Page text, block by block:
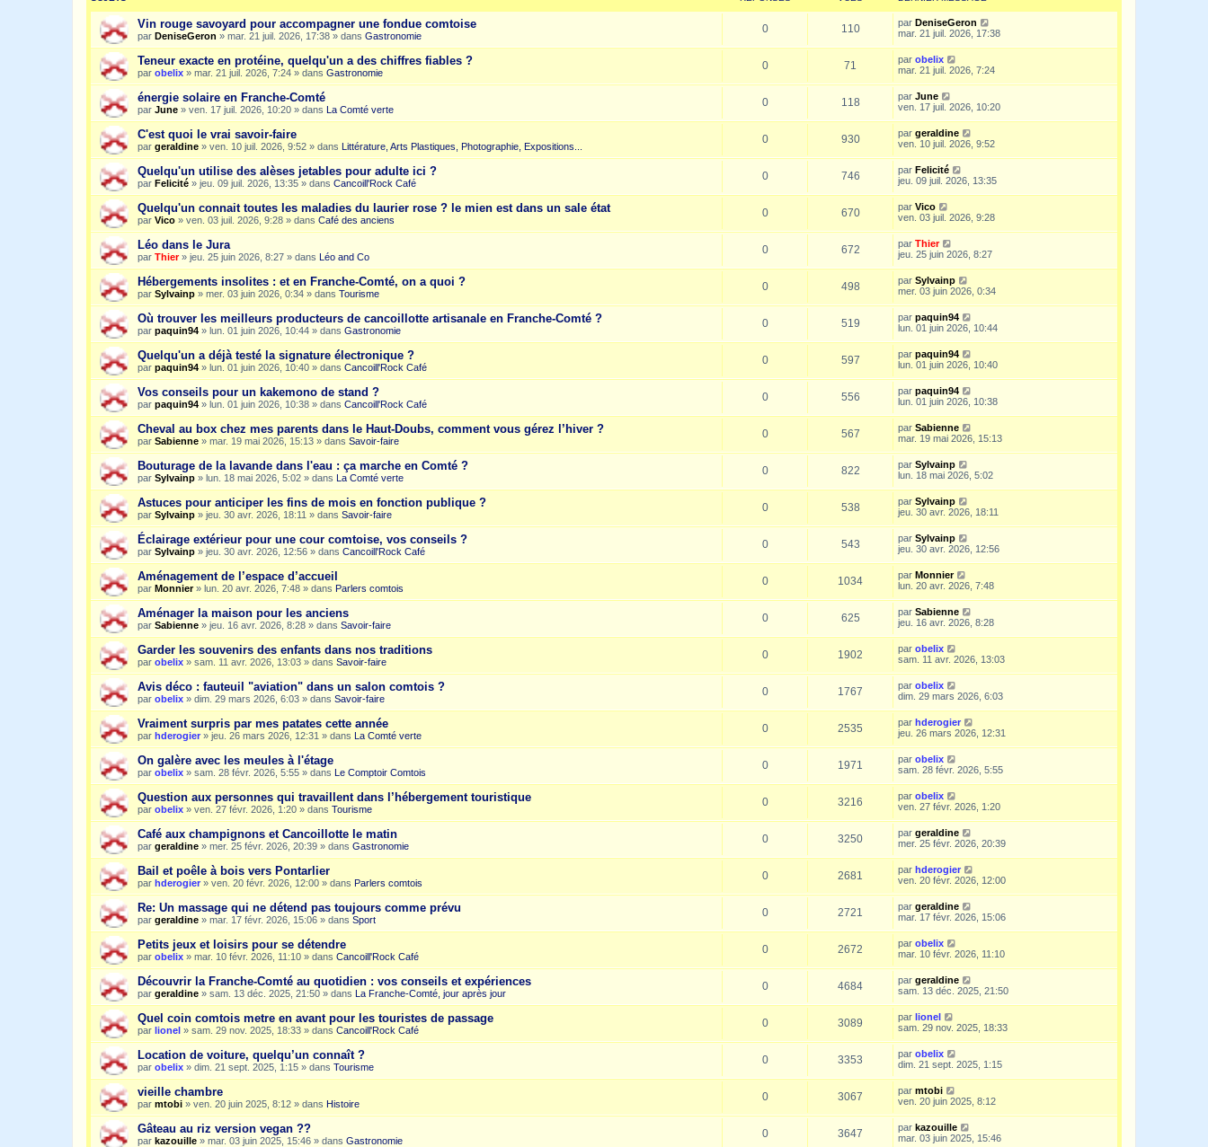
Vin rouge savoyard pour accompagner une fondue comtoise
par DeniseGeron » mar. 21 juil. 2026, 17:38 » dans Gastronomie
0 110 par DeniseGeron
mar. 21 juil. 2026, 17:38
Teneur exacte en protéine, quelqu'un a des chiffres fiables ?
par obelix » mar. 21 juil. 2026, 7:24 » dans Gastronomie
0 71 par obelix
mar. 21 juil. 2026, 7:24
énergie solaire en Franche-Comté
par June » ven. 17 juil. 2026, 10:20 » dans La Comté verte
0 118 par June
ven. 17 juil. 2026, 10:20
C'est quoi le vrai savoir-faire
par geraldine » ven. 10 juil. 2026, 9:52 » dans Littérature, Arts Plastiques, Photographie, Expositions...
0 930 par geraldine
ven. 10 juil. 2026, 9:52
Quelqu'un utilise des alèses jetables pour adulte ici ?
par Felicité » jeu. 09 juil. 2026, 13:35 » dans Cancoill'Rock Café
0 746 par Felicité
jeu. 09 juil. 2026, 13:35
Quelqu'un connait toutes les maladies du laurier rose ? le mien est dans un sale état
par Vico » ven. 03 juil. 2026, 9:28 » dans Café des anciens
0 670 par Vico
ven. 03 juil. 2026, 9:28
Léo dans le Jura
par Thier» jeu. 25 juin 2026, 8:27 » dans Léo and Co
0 672 par Thier
jeu. 25 juin 2026, 8:27
Hébergements insolites : et en Franche-Comté, on a quoi ?
par Sylvainp » mer. 03 juin 2026, 0:34 » dans Tourisme
0 498 par Sylvainp
mer. 03 juin 2026, 0:34
Où trouver les meilleurs producteurs de cancoillotte artisanale en Franche-Comté ?
par paquin94 » lun. 01 juin 2026, 10:44 » dans Gastronomie
0 519 par paquin94
lun. 01 juin 2026, 10:44
Quelqu'un a déjà testé la signature électronique ?
par paquin94 » lun. 01 juin 2026, 10:40 » dans Cancoill'Rock Café
0 597 par paquin94
lun. 01 juin 2026, 10:40
Vos conseils pour un kakemono de stand ?
par paquin94 » lun. 01 juin 2026, 10:38 » dans Cancoill'Rock Café
0 556 par paquin94
lun. 01 juin 2026, 10:38
Cheval au box chez mes parents dans le Haut-Doubs, comment vous gérez l’hiver ?
par Sabienne » mar. 19 mai 2026, 15:13 » dans Savoir-faire
0 567 par Sabienne
mar. 19 mai 2026, 15:13
Bouturage de la lavande dans l'eau : ça marche en Comté ?
par Sylvainp » lun. 18 mai 2026, 5:02 » dans La Comté verte
0 822 par Sylvainp
lun. 18 mai 2026, 5:02
Astuces pour anticiper les fins de mois en fonction publique ?
par Sylvainp » jeu. 30 avr. 2026, 18:11 » dans Savoir-faire
0 538 par Sylvainp
jeu. 30 avr. 2026, 18:11
Éclairage extérieur pour une cour comtoise, vos conseils ?
par Sylvainp » jeu. 30 avr. 2026, 12:56 » dans Cancoill'Rock Café
0 543 par Sylvainp
jeu. 30 avr. 2026, 12:56
Aménagement de l’espace d’accueil
par Monnier» lun. 20 avr. 2026, 7:48 » dans Parlers comtois
0 1034 par Monnier
lun. 20 avr. 2026, 7:48
Aménager la maison pour les anciens
par Sabienne » jeu. 16 avr. 2026, 8:28 » dans Savoir-faire
0 625 par Sabienne
jeu. 16 avr. 2026, 8:28
Garder les souvenirs des enfants dans nos traditions
par obelix » sam. 11 avr. 2026, 13:03 » dans Savoir-faire
0 1902 par obelix
sam. 11 avr. 2026, 13:03
Avis déco : fauteuil "aviation" dans un salon comtois ?
par obelix » dim. 29 mars 2026, 6:03 » dans Savoir-faire
0 1767 par obelix
dim. 29 mars 2026, 6:03
Vraiment surpris par mes patates cette année
par hderogier » jeu. 26 mars 2026, 12:31 » dans La Comté verte
0 2535 par hderogier
jeu. 26 mars 2026, 12:31
On galère avec les meules à l'étage
par obelix » sam. 28 févr. 2026, 5:55 » dans Le Comptoir Comtois
0 1971 par obelix
sam. 28 févr. 2026, 5:55
Question aux personnes qui travaillent dans l’hébergement touristique
par obelix » ven. 27 févr. 2026, 1:20 » dans Tourisme
0 3216 par obelix
ven. 27 févr. 2026, 1:20
Café aux champignons et Cancoillotte le matin
par geraldine » mer. 25 févr. 2026, 20:39 » dans Gastronomie
0 3250 par geraldine
mer. 25 févr. 2026, 20:39
Bail et poêle à bois vers Pontarlier
par hderogier » ven. 20 févr. 2026, 12:00 » dans Parlers comtois
0 2681 par hderogier
ven. 20 févr. 2026, 12:00
Re: Un massage qui ne détend pas toujours comme prévu
par geraldine » mar. 17 févr. 2026, 15:06 » dans Sport
0 2721 par geraldine
mar. 17 févr. 2026, 15:06
Petits jeux et loisirs pour se détendre
par obelix » mar. 10 févr. 2026, 11:10 » dans Cancoill'Rock Café
0 2672 par obelix
mar. 10 févr. 2026, 11:10
Découvrir la Franche-Comté au quotidien : vos conseils et expériences
par geraldine » sam. 13 déc. 2025, 21:50 » dans La Franche-Comté, jour après jour
0 4684 par geraldine
sam. 13 déc. 2025, 21:50
Quel coin comtois metre en avant pour les touristes de passage
par lionel » sam. 29 nov. 2025, 18:33 » dans Cancoill'Rock Café
0 3089 par lionel
sam. 29 nov. 2025, 18:33
Location de voiture, quelqu’un connaît ?
par obelix » dim. 21 sept. 2025, 1:15 » dans Tourisme
0 3353 par obelix
dim. 21 sept. 2025, 1:15
vieille chambre
par mtobi » ven. 20 juin 2025, 8:12 » dans Histoire
0 3067 par mtobi
ven. 20 juin 2025, 8:12
Gâteau au riz version vegan ??
par kazouille » mar. 03 juin 2025, 15:46 » dans Gastronomie
0 3647 par kazouille
mar. 03 juin 2025, 15:46